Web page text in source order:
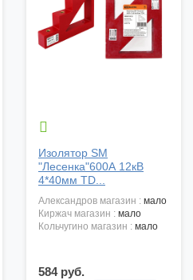

Изолятор SM
"Лесенка"600А 12кВ
4*40мм TD...
александров магазин : мало
киржач магазин : мало
кольчугино магазин : мало
584 руб.